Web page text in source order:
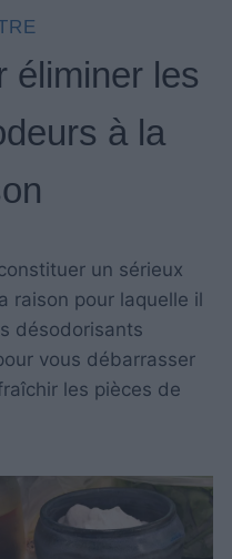
éliminer les
à la
un sérieux
raison pour laquelle il
désodorisants
vous débarrasser
les pièces de